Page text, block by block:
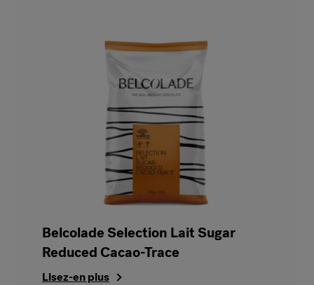
Belcolade Selection Lait Sugar
Reduced Cacao-Trace
Lisez-en plus